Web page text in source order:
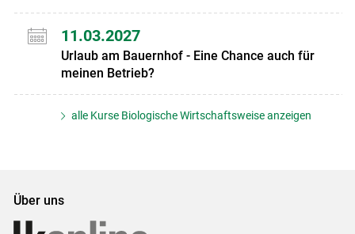
11.03.2027
Urlaub am Bauernhof - Eine Chance auch für
meinen Betrieb?
alle Kurse Biologische Wirtschaftsweise anzeigen
Über uns